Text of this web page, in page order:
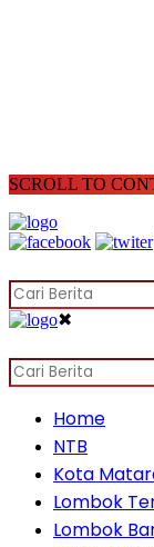
SCROLL TO
✖
Home
NTB
Kota
Lombok
Lombok